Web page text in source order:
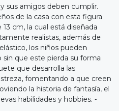
sus amigos deben cumplir.
de la casa con esta figura
cm, la cual está diseñada
realistas, además de
los niños pueden
sin que este pierda su forma
que desarrolla las
fomentando a que creen
la historia de fantasía, el
habilidades y hobbies. -